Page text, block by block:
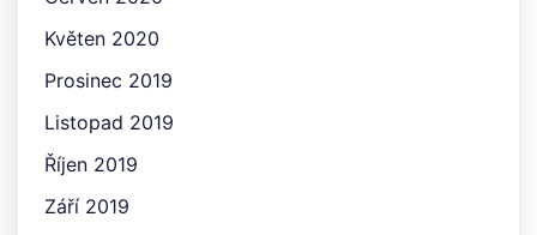
Květen 2020
Prosinec 2019
Listopad 2019
Říjen 2019
Září 2019